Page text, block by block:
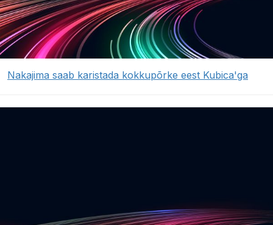
Nakajima saab karistada kokkupõrke eest Kubica'ga